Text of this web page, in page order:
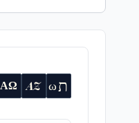
ΑΩ AZ ωת